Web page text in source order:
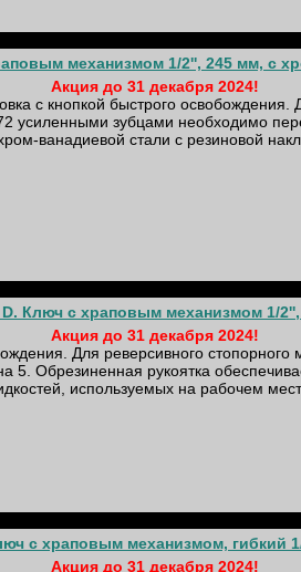
механизмом 1/2'', 245 мм, с
Акция до 31 декабря 2024!
с кнопкой быстрого освобождения.
усиленными зубцами необходимо
ванадиевой стали с резиновой
D. Ключ с храповым механизмом 1/
Акция до 31 декабря 2024!
Для реверсивного стопорного
Обрезиненная рукоятка
используемых на рабочем
с храповым механизмом, гибкий
Акция до 31 декабря 2024!